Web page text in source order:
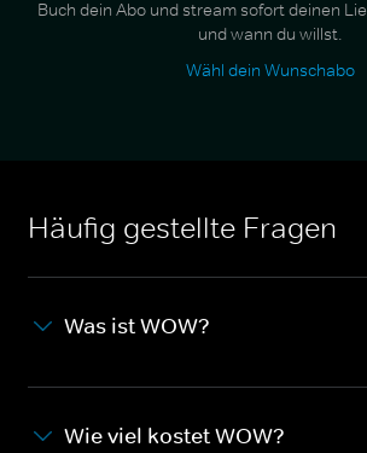
Buch dein Abo und stream sofort deinen
und wann du willst.
Wähl dein Wunschabo
Häufig gestellte Fragen
Was ist WOW?
Wie viel kostet WOW?